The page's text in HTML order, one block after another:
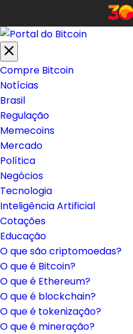
Compre Bitcoin
Notícias
Brasil
Regulação
Memecoins
Mercado
Política
Negócios
Tecnologia
Inteligência Artificial
Cotações
Educação
O que são criptomoedas?
O que é Bitcoin?
O que é Ethereum?
O que é blockchain?
O que é tokenização?
O que é mineração?